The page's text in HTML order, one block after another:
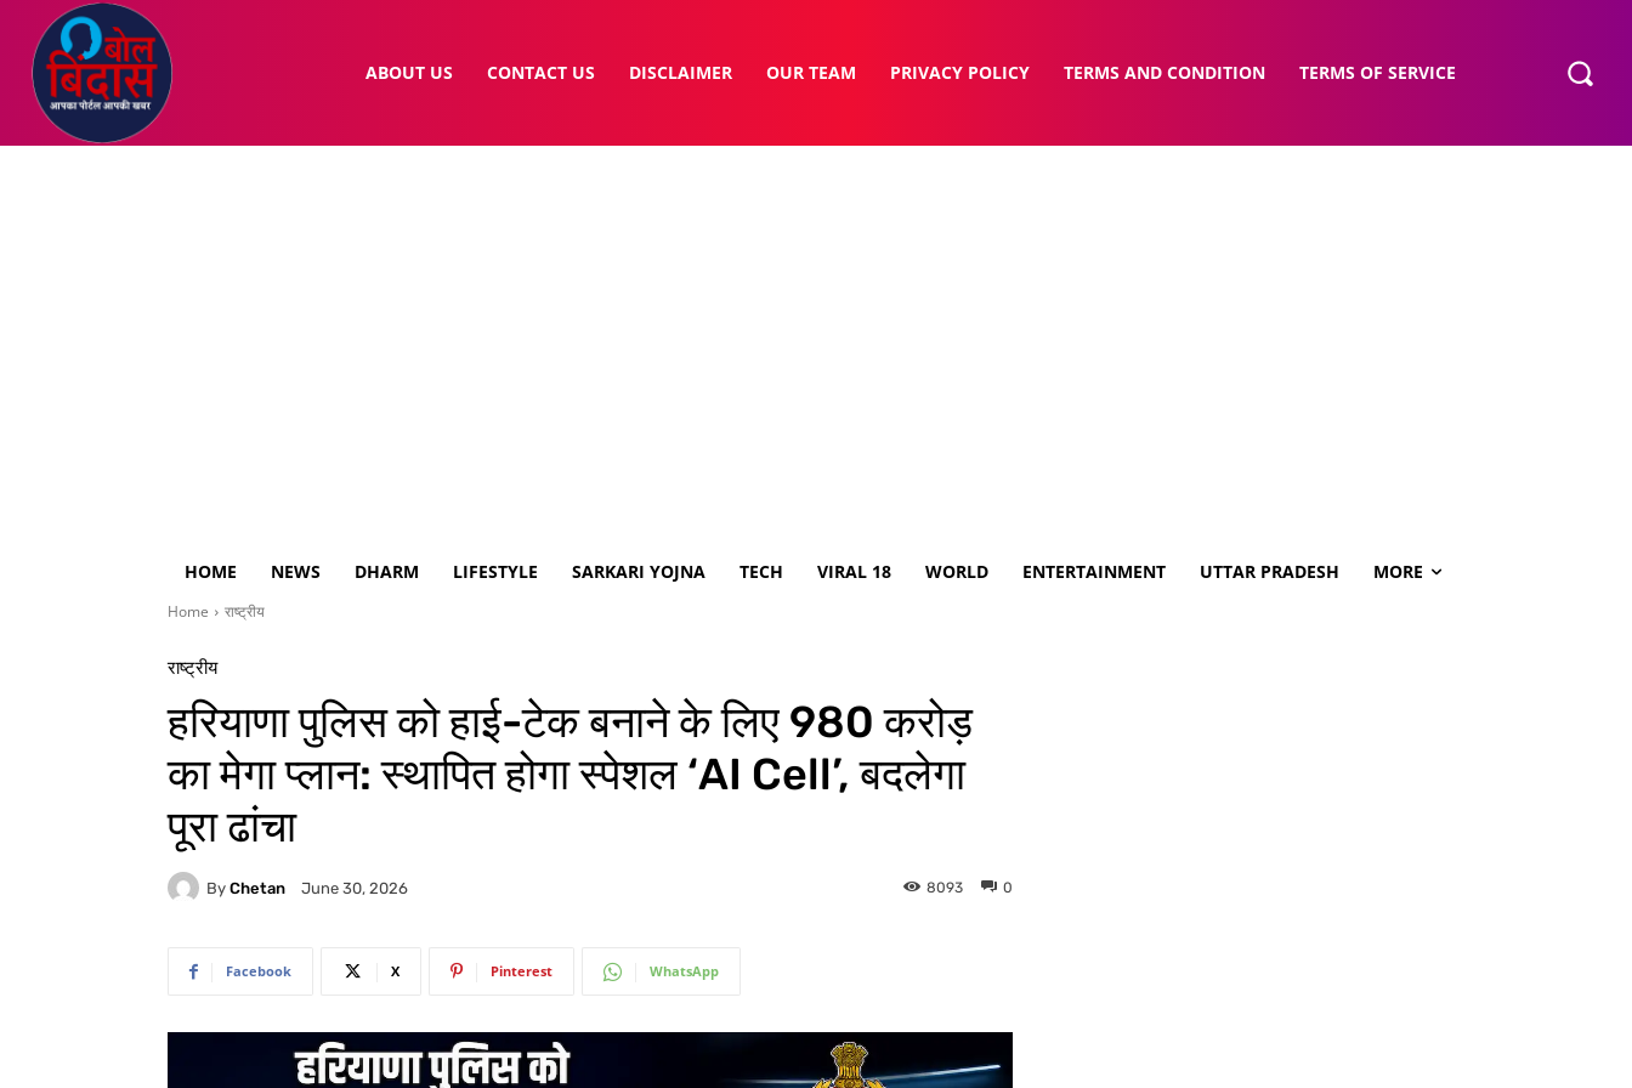
ABOUT US CONTACT US DISCLAIMER OUR TEAM PRIVACY POLICY TERMS AND CONDITION TERMS OF SERVICE
HOME NEWS DHARM LIFESTYLE SARKARI YOJNA TECH VIRAL 18 WORLD ENTERTAINMENT UTTAR PRADESH MORE
Home राष्ट्रीय
राष्ट्रीय
हरियाणा पुलिस को हाई-टेक बनाने के लिए 980 करोड़
का मेगा प्लान: स्थापित होगा स्पेशल ‘AI Cell’, बदलेगा
पूरा ढांचा
By Chetan June 30, 2026 0
8093
Facebook X Pinterest WhatsApp